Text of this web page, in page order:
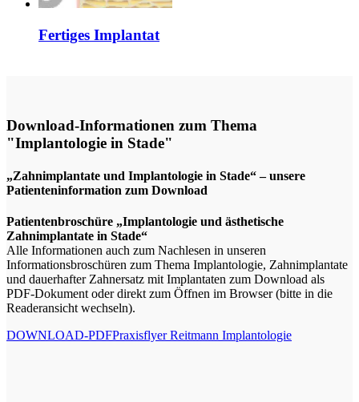
Fertiges Implantat
Download-Informationen zum Thema
"Implantologie in Stade"
„Zahnimplantate und Implantologie in Stade“ – unsere
Patienteninformation zum Download
Patientenbroschüre „Implantologie und ästhetische
Zahnimplantate in Stade“
Alle Informationen auch zum Nachlesen in unseren
Informationsbroschüren zum Thema Implantologie, Zahnimplantate
und dauerhafter Zahnersatz mit Implantaten zum Download als
PDF-Dokument oder direkt zum Öffnen im Browser (bitte in die
Readeransicht wechseln).
DOWNLOAD-PDFPraxisflyer Reitmann Implantologie